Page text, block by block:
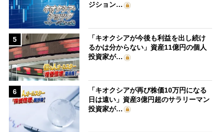
ジション…
5
「キオクシアが今後も利益を出し続け
るかは分からない」資産11億円の個人
投資家が…
6
「キオクシアが再び株価10万円になる
日は遠い」資産3億円超のサラリーマン
投資家が…